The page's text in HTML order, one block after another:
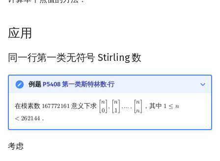
应用
同一行第一类无符号 Stirling 数
例题 P5408 第一类斯特林数·行
在模素数 167772161
167772161 意义下求
𝑛
0 , 𝑛
1 ,… , 𝑛
𝑛
n0 ] n ], …, [n ，其中 1 ≤ 𝑛
< 262144
1 ≤n <262144
．
考虑